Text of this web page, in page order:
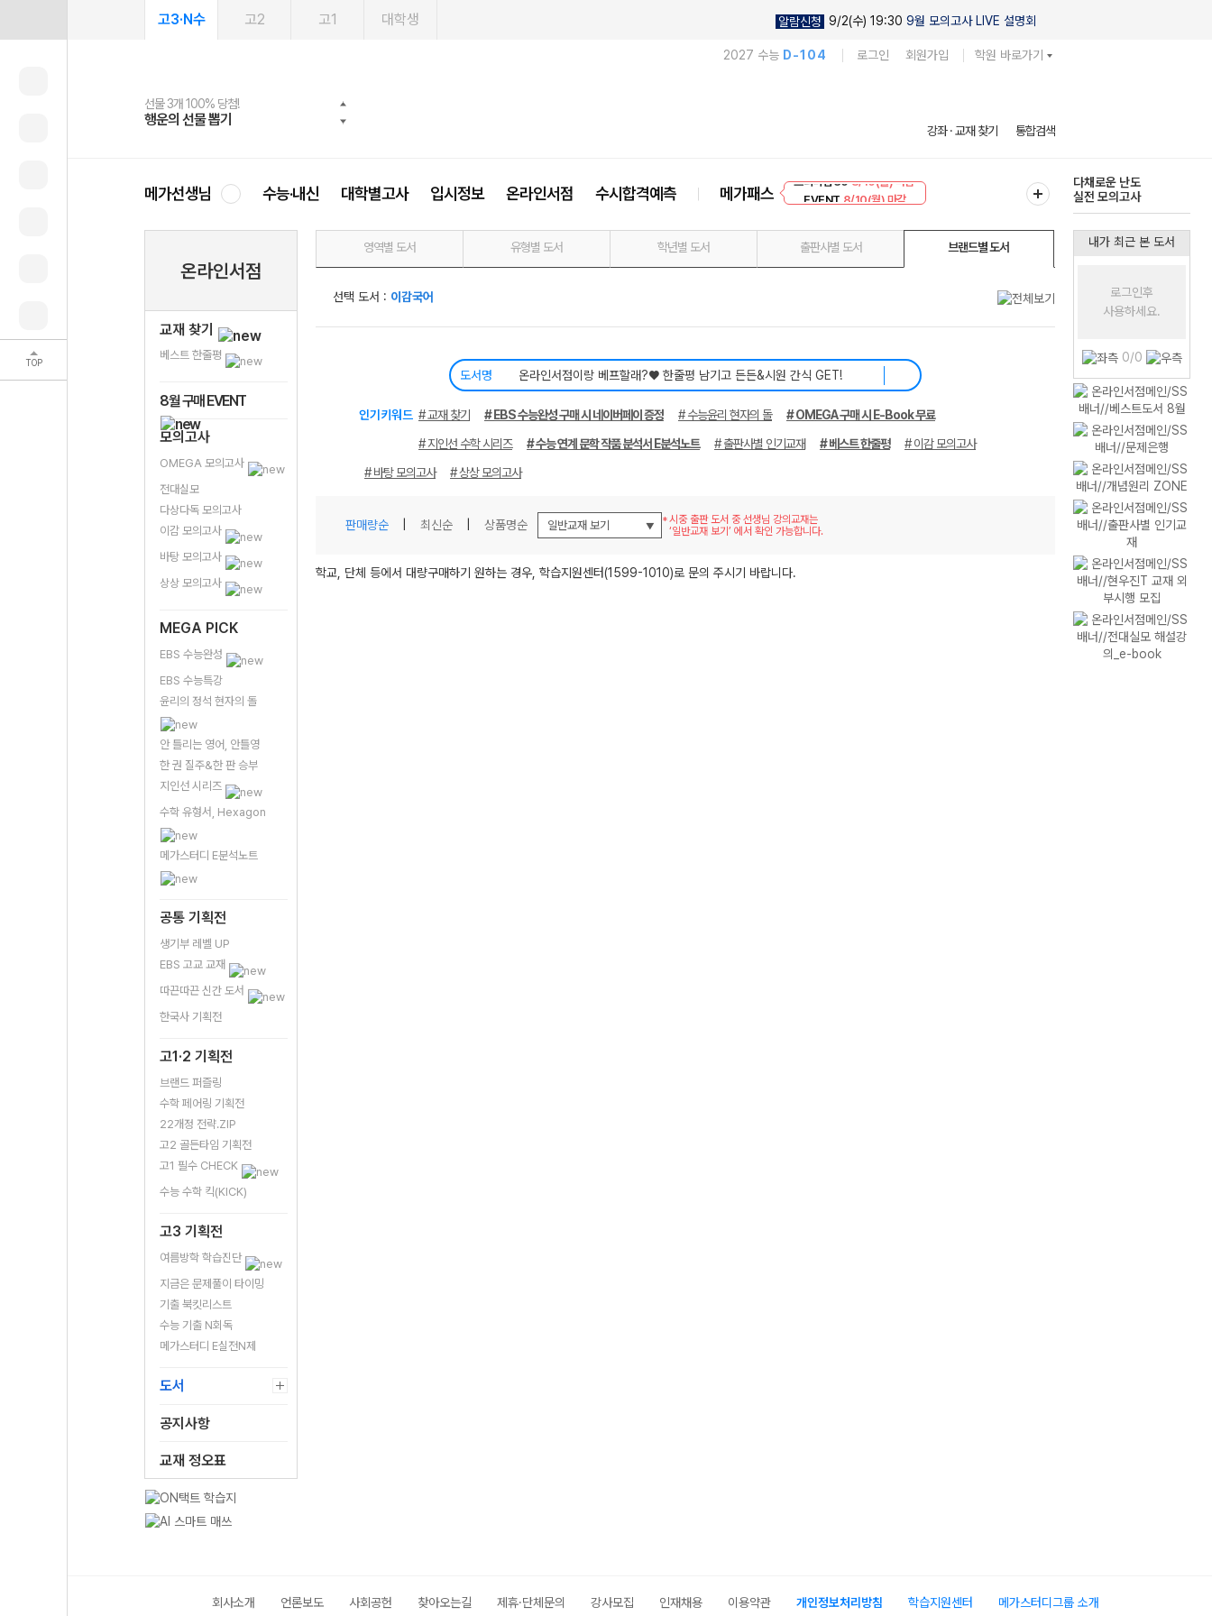
TOP
고3·N수 고2 고1 대학생 알람신청 9/2(수) 19:30 9월 모의고사 LIVE 설명회
2027 수능 D-104 로그인 회원가입 학원 바로가기
메가스터디
선물 3개 100% 당첨!
행운의 선물 뽑기
선물 100% 증정!
메가스터디 X 올리브
여름방학 스터디 캐시백
메가런 썸머스쿨
2027 러셀 단과
강사 공개선발
스마트러닝앱
설문 EVENT
메가패스
3일 무료 체험권
메가패스 수강생 무료혜택!
메가클럽 멤버십
사회공헌 캠페인
희망이룸 메가나눔
강좌 · 교재 찾기 통합검색
메가선생님 수능·내신 대학별고사 입시정보 온라인서점 수시합격예측 메가패스
EVENT 8/10(월) 마감
다채로운 난도
실전 모의고사
온라인서점
교재 찾기
베스트 한줄평
8월 구매 EVENT
모의고사
OMEGA 모의고사
전대실모
다상다독 모의고사
이감 모의고사
바탕 모의고사
상상 모의고사
MEGA PICK
EBS 수능완성
EBS 수능특강
윤리의 정석 현자의 돌
안 틀리는 영어, 안틀영
한 권 질주&한 판 승부
지인선 시리즈
수학 유형서, Hexagon
메가스터디 E분석노트
공통 기획전
생기부 레벨 UP
EBS 고교 교재
따끈따끈 신간 도서
한국사 기획전
고1·2 기획전
브랜드 퍼즐링
수학 페어링 기획전
22개정 전략.ZIP
고2 골든타임 기획전
고1 필수 CHECK
수능 수학 킥(KICK)
고3 기획전
여름방학 학습진단
지금은 문제풀이 타이밍
기출 북킷리스트
수능 기출 N회독
메가스터디 E실전N제
도서
공지사항
교재 정오표
영역별 도서 유형별 도서 학년별 도서 출판사별 도서 브랜드별 도서
선택 도서 : 이감국어
도서명
인기키워드 # 교재 찾기 # EBS 수능완성 구매 시 네이버페이 증정 # 수능윤리 현자의 돌
# OMEGA 구매 시 E-Book 무료
# 지인선 수학 시리즈
# 수능 연계 문학 작품 분석서 E분석노트 # 출판사별 인기교재 # 베스트 한줄평
# 이감 모의고사
# 바탕 모의고사
# 상상 모의고사
판매량순 최신순 상품명순
시중 출판 도서 중 선생님 강의교재는
‘일반교재 보기’ 에서 확인 가능합니다.
학교, 단체 등에서 대량구매하기 원하는 경우, 학습지원센터(1599-1010)로 문의 주시기 바랍니다.
내가 최근 본 도서
로그인후
사용하세요.
0/0
회사소개 언론보도 사회공헌 찾아오는길 제휴·단체문의 강사모집 인재채용 이용약관 개인정보처리방침 학습지원센터 메가스터디그룹 소개